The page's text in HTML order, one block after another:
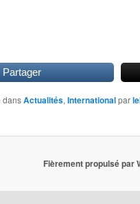
Partager
dansActualités,Internationalpar
Fièrement propulsé par